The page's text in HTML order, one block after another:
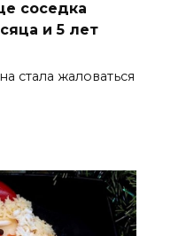
соседка
и 5 лет
стала жаловаться